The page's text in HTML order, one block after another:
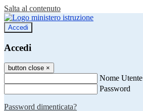
Salta al contenuto
Accedi
Accedi
button close ×
Nome Utente
Password
Password dimenticata?